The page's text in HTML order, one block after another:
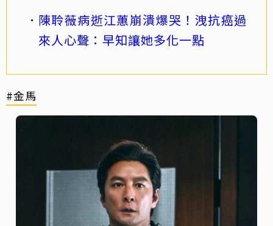
陳聆薇病逝江蕙崩潰爆哭！洩抗癌過
來人心聲：早知讓她多化一點
#金馬